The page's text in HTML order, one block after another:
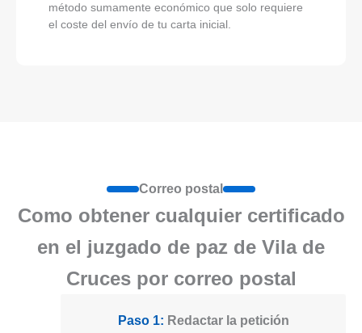
método sumamente económico que solo requiere
el coste del envío de tu carta inicial.
Correo postal
Como obtener cualquier certificado
en el juzgado de paz de Vila de
Cruces por correo postal
Paso 1: Redactar la petición